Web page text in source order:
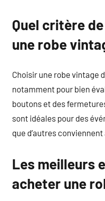
Quel critère
une robe
Choisir une robe vintage
notamment pour bien
boutons et des
sont idéales pour des
que d’autres
Les meilleurs
acheter une